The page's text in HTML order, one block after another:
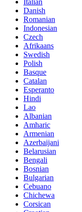
Danish
Romanian
Indonesian
Czech
Afrikaans
Swedish
Polish
Basque
Catalan
Esperanto
Hindi
Lao
Albanian
Amharic
Armenian
Azerbaijani
Belarusian
Bengali
Bosnian
Bulgarian
Cebuano
Chichewa
Corsican